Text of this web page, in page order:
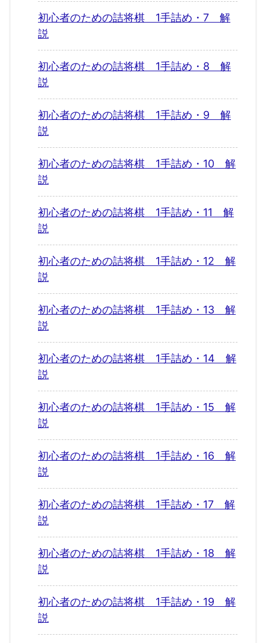
初心者のための詰将棋 1手詰め・7 解
説
初心者のための詰将棋 1手詰め・8 解
説
初心者のための詰将棋 1手詰め・9 解
説
初心者のための詰将棋 1手詰め・10 解
説
初心者のための詰将棋 1手詰め・11 解
説
初心者のための詰将棋 1手詰め・12 解
説
初心者のための詰将棋 1手詰め・13 解
説
初心者のための詰将棋 1手詰め・14 解
説
初心者のための詰将棋 1手詰め・15 解
説
初心者のための詰将棋 1手詰め・16 解
説
初心者のための詰将棋 1手詰め・17 解
説
初心者のための詰将棋 1手詰め・18 解
説
初心者のための詰将棋 1手詰め・19 解
説